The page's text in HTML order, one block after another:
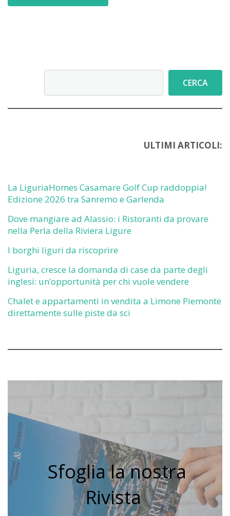
CERCA
ULTIMI ARTICOLI:
La LiguriaHomes Casamare Golf Cup raddoppia!
Edizione 2026 tra Sanremo e Garlenda
Dove mangiare ad Alassio: i Ristoranti da provare
nella Perla della Riviera Ligure
I borghi liguri da riscoprire
Liguria, cresce la domanda di case da parte degli
inglesi: un’opportunità per chi vuole vendere
Chalet e appartamenti in vendita a Limone Piemonte
direttamente sulle piste da sci
Sfoglia la nostra
Rivista